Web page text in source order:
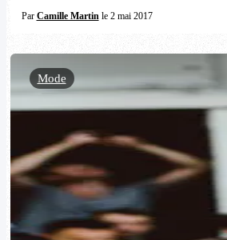
Par Camille Martinle 2 mai 2017
Mode